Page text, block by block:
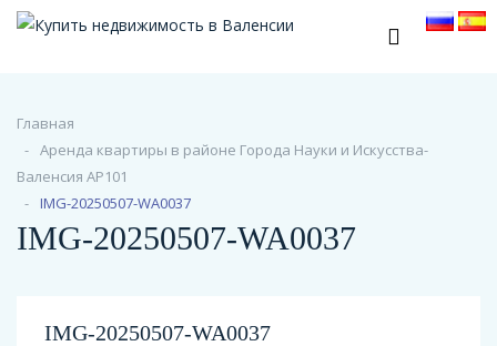
Главная
Аренда квартиры в районе Города Науки и Искусства-
Валенсия АР101
IMG-20250507-WA0037
IMG-20250507-WA0037
IMG-20250507-WA0037